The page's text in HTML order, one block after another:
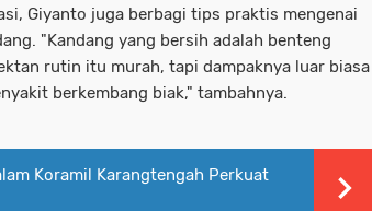
Giyanto juga berbagi tips praktis mengenai
"Kandang yang bersih adalah benteng
rutin itu murah, tapi dampaknya luar biasa
berkembang biak," tambahnya.
Koramil Karangtengah Perkuat